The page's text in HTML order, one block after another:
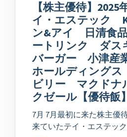
【株主優待】
イ・エステック
ン&アイ 日清食
ートリンク ダ
バーガー 小津産
ホールディング
ビリー マクド
クゼール【優待飯】
7月 7月最初に来た株主優
来ていたテイ・エステッ